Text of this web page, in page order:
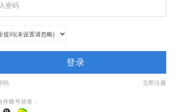
登录
码 立即注册
作账号登录：